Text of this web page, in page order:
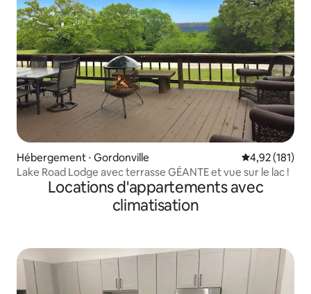
Hébergement ⋅ Gordonville Évaluation
4,92 (181)
Lake Road Lodge avec terrasse GÉANTE et vue sur le lac !
Locations d'appartements avec
climatisation